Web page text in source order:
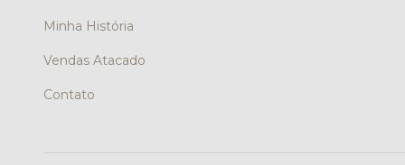
Minha História
Vendas Atacado
Contato